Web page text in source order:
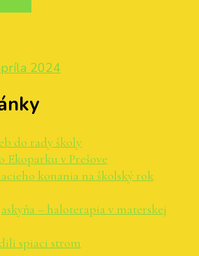
2024
do rady školy
Ekoparku v Prešove
konania na školský rok
– haloterapia v materskej
spiaci strom